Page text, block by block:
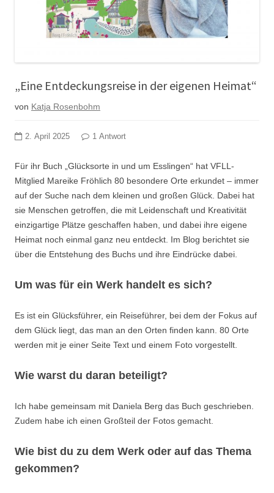
„Eine Entdeckungsreise in der eigenen Heimat“
von Katja Rosenbohm
2. April 2025 1 Antwort
Für ihr Buch „Glücksorte in und um Esslingen“ hat VFLL-
Mitglied Mareike Fröhlich 80 besondere Orte erkundet – immer
auf der Suche nach dem kleinen und großen Glück. Dabei hat
sie Menschen getroffen, die mit Leidenschaft und Kreativität
einzigartige Plätze geschaffen haben, und dabei ihre eigene
Heimat noch einmal ganz neu entdeckt. Im Blog berichtet sie
über die Entstehung des Buchs und ihre Eindrücke dabei.
Um was für ein Werk handelt es sich?
Es ist ein Glücksführer, ein Reiseführer, bei dem der Fokus auf
dem Glück liegt, das man an den Orten finden kann. 80 Orte
werden mit je einer Seite Text und einem Foto vorgestellt.
Wie warst du daran beteiligt?
Ich habe gemeinsam mit Daniela Berg das Buch geschrieben.
Zudem habe ich einen Großteil der Fotos gemacht.
Wie bist du zu dem Werk oder auf das Thema
gekommen?